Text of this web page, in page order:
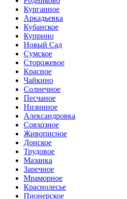
Курганное
Аркадьевка
Кубанское
Куприно
Новый Сад
Сумское
Сторожевое
Красное
Чайкино
Солнечное
Песчаное
Низинное
Александровка
Совхозное
Живописное
Донское
Трудовое
Мазанка
Заречное
Мраморное
Краснолесье
Пионерское